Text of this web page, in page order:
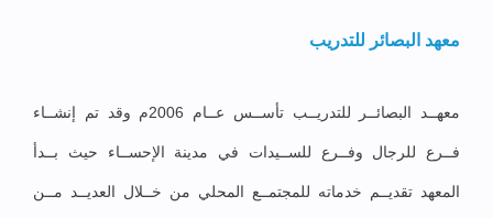
معهد البصائر للتدريب
معهــد البصائــر للتدريــب تأســس عــام 2006م وقد تم إنشــاء
فــرع للرجال وفــرع للســيدات في مدينة الإحســاء حيث بــدأ
المعهد تقديــم خدماته للمجتمــع المحلي من خــلال العديــد مــن